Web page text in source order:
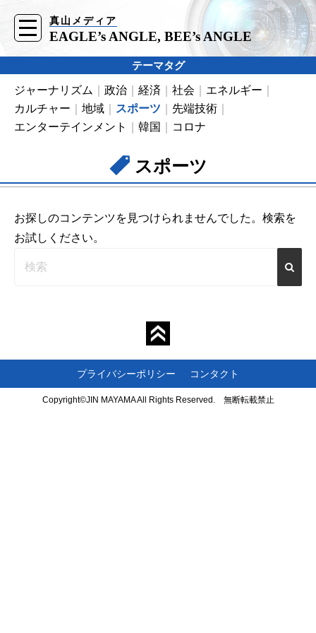
真山メディア
EAGLE’s ANGLE, BEE’s ANGLE
t
o
g
e
a
v
i
g
a
テーマタグ
ジャーナリズム 政治 経済 社会
エネルギー
カルチャー
地域 スポーツ
先端技術
エンターテインメント
韓国 コロナ
スポーツ
お探しのコンテンツを見つけられませんでした。検索を
お試しください。
プライバシーポリシー コンタクト
Copyright©JIN MAYAMA All Rights Reserved. 無断転載禁止